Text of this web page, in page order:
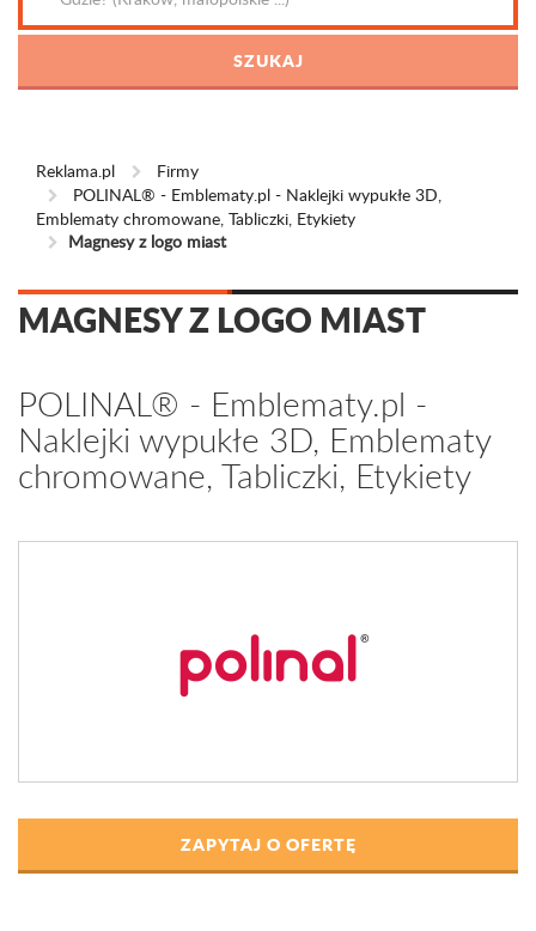
Reklama.pl
Firmy
POLINAL® - Emblematy.pl - Naklejki wypukłe 3D,
Emblematy chromowane, Tabliczki, Etykiety
Magnesy z logo miast
MAGNESY Z LOGO MIAST
POLINAL® - Emblematy.pl -
Naklejki wypukłe 3D, Emblematy
chromowane, Tabliczki, Etykiety
ZAPYTAJ O OFERTĘ